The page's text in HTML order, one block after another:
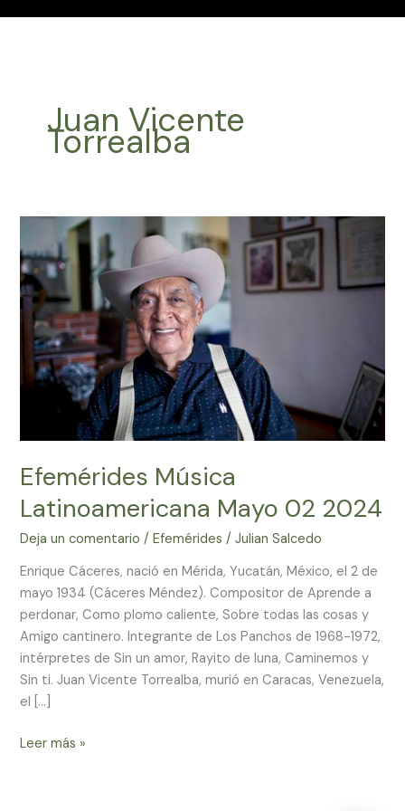
Juan Vicente
Torrealba
Efemérides Música
Latinoamericana Mayo 02 2024
Deja un comentario /Efemérides /Julian Salcedo
Enrique Cáceres, nació en Mérida, Yucatán, México, el 2 de
mayo 1934 (Cáceres Méndez). Compositor de Aprende a
perdonar, Como plomo caliente, Sobre todas las cosas y
Amigo cantinero. Integrante de Los Panchos de 1968-1972,
intérpretes de Sin un amor, Rayito de luna, Caminemos y
Sin ti. Juan Vicente Torrealba, murió en Caracas, Venezuela,
el […]
Efemérides
Música
Latinoamericana
Mayo
02
2024
Leer más »